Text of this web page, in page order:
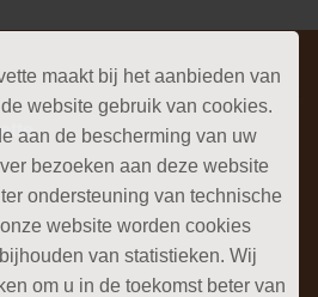
maakt bij het aanbieden van
website gebruik van cookies.
aan de bescherming van uw
bezoeken aan deze website
ondersteuning van technische
website worden cookies
van statistieken. Wij
om u in de toekomst beter van